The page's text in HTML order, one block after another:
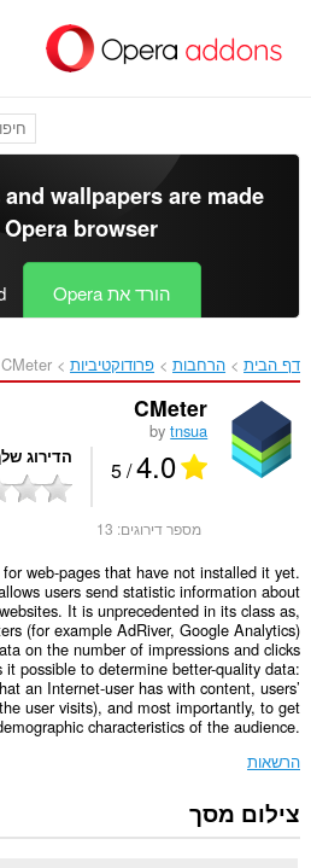
העיקרי
wallpapers are made
Opera browser
הורד את Opera
דף הבית הרחבות פרודוקטיביות CMeter‎
CMeter
bytnsua
4.0
/ 5 הדירוג
מספר דירוגים: 13
web-pages that have not installed it yet.
users send statistic information about
It is unprecedented in its class as,
(for example AdRiver, Google Analytics)
on the number of impressions and clicks
possible to determine better-quality data:
an Internet-user has with content, users’
user visits), and most importantly, to get
characteristics of the audience.
הרשאות
הרחבה
זו
צילום מסך